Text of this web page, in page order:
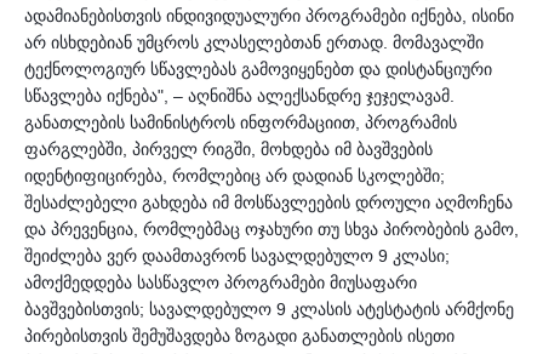
ადამიანებისთვის ინდივიდუალური პროგრამები იქნება, ისინი
არ ისხდებიან უმცროს კლასელებთან ერთად. მომავალში
ტექნოლოგიურ სწავლებას გამოვიყენებთ და დისტანციური
განათლების სამინისტროს ინფორმაციით, პროგრამის
ფარგლებში, პირველ რიგში, მოხდება იმ ბავშვების
იდენტიფიცირება, რომლებიც არ დადიან სკოლებში;
შესაძლებელი გახდება იმ მოსწავლეების დროული აღმოჩენა
და პრევენცია, რომლებმაც ოჯახური თუ სხვა პირობების გამო,
შეიძლება ვერ დაამთავრონ სავალდებულო 9 კლასი;
ამოქმედდება სასწავლო პროგრამები მიუსაფარი
ბავშვებისთვის; სავალდებულო 9 კლასის ატესტატის არმქონე
პირებისთვის შემუშავდება ზოგადი განათლების ისეთი